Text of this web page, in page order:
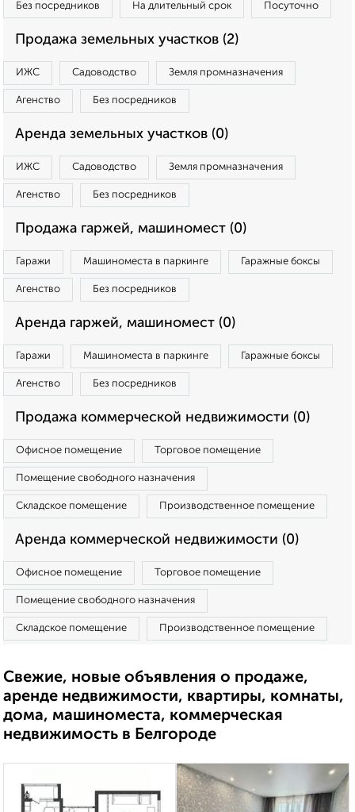
Без посредников На длительный срок Посуточно
Продажа земельных участков (2)
ИЖС Садоводство Земля промназначения
Агенство Без посредников
Аренда земельных участков (0)
ИЖС Садоводство Земля промназначения
Агенство Без посредников
Продажа гаржей, машиномест (0)
Гаражи Машиноместа в паркинге Гаражные боксы
Агенство Без посредников
Аренда гаржей, машиномест (0)
Гаражи Машиноместа в паркинге Гаражные боксы
Агенство Без посредников
Продажа коммерческой недвижимости (0)
Офисное помещение Торговое помещение
Помещение свободного назначения
Складское помещение Производственное помещение
Аренда коммерческой недвижимости (0)
Офисное помещение Торговое помещение
Помещение свободного назначения
Складское помещение Производственное помещение
Свежие, новые объявления о продаже,
аренде недвижимости, квартиры, комнаты,
дома, машиноместа, коммерческая
недвижимость в Белгороде